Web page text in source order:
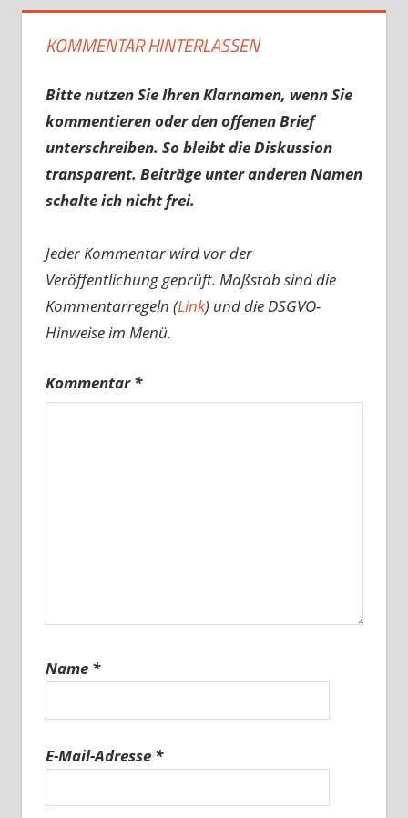
KOMMENTAR HINTERLASSEN
Bitte nutzen Sie Ihren Klarnamen, wenn Sie
kommentieren oder den offenen Brief
unterschreiben. So bleibt die Diskussion
transparent. Beiträge unter anderen Namen
schalte ich nicht frei.
Jeder Kommentar wird vor der
Veröffentlichung geprüft. Maßstab sind die
Kommentarregeln (Link) und die DSGVO-
Hinweise im Menü.
Kommentar*
Name *
E-Mail-Adresse *